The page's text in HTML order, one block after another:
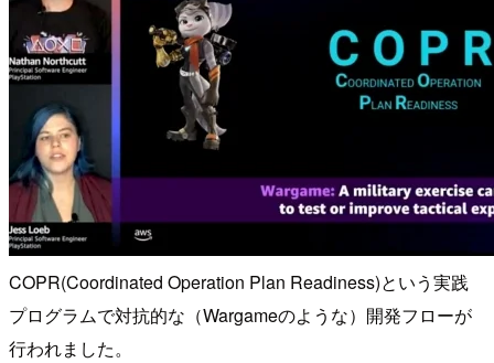
COPR(Coordinated Operation Plan Readiness)という実践
プログラムで対抗的な（Wargameのような）開発フローが
行われました。